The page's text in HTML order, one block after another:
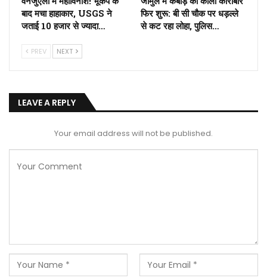
बाद मचा हाहाकार, USGS ने
जताई 10 हजार से ज्यादा…
फिर शुरू: बी सी चौक पर धड़ल्ले
से कट रहा लोहा, पुलिस…
PREV NEXT
LEAVE A REPLY
Your email address will not be published.